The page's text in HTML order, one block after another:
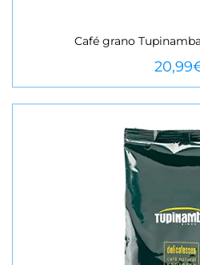
VEURE
Café grano
20,99